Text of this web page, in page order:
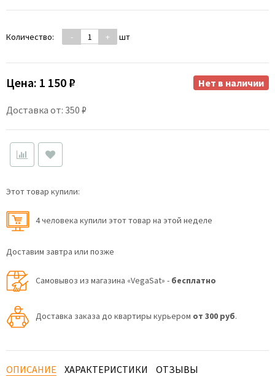
Количество: - + шт
Цена: 1 150 ₽
Доставка от: 350 ₽
Нет в наличии
Этот товар купили:
4 человекa купили этот товар на этой неделе
Доставим завтра или позже
Самовывоз из магазина «VegaSat» - бесплатно
Доставка заказа до квартиры курьером от 300 руб.
ОПИСАНИЕ ХАРАКТЕРИСТИКИ ОТЗЫВЫ